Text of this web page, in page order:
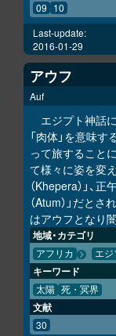
09 10
Last-update:
2016-01-29
アウフ
Auf
エジプト神話
「肉体」を意味す
って旅すること
て様々に姿を変
（Khepera）」、
（Atum）」だと
はアウフとなり
地域・カテゴリ
アフリカ エジ
キーワード
太陽 死・冥界
文献
30